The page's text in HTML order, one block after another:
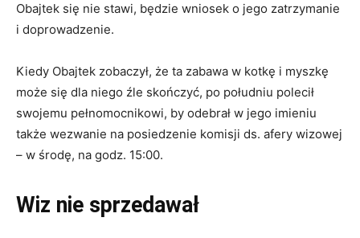
Obajtek się nie stawi, będzie wniosek o jego zatrzymanie
i doprowadzenie.
Kiedy Obajtek zobaczył, że ta zabawa w kotkę i myszkę
może się dla niego źle skończyć, po południu polecił
swojemu pełnomocnikowi, by odebrał w jego imieniu
także wezwanie na posiedzenie komisji ds. afery wizowej
– w środę, na godz. 15:00.
Wiz nie sprzedawał